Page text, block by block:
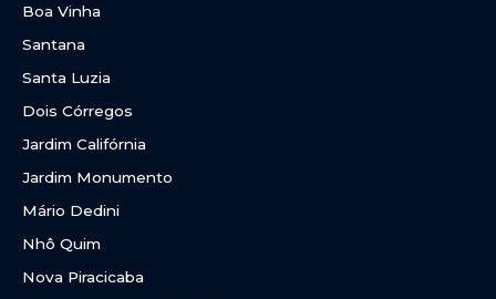
Boa Vinha
Santana
Santa Luzia
Dois Córregos
Jardim Califórnia
Jardim Monumento
Mário Dedini
Nhô Quim
Nova Piracicaba